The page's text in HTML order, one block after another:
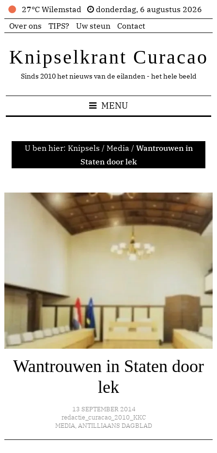
27°C Wilemstad
donderdag, 6 augustus 2026
Over ons
TIPS? Uw steun Contact
Knipselkrant Curacao
Sinds 2010 het nieuws van de eilanden - het hele beeld
MENU
U ben hier: Knipsels / Media / Wantrouwen in
Staten door lek
Wantrouwen in Staten door
lek
13 SEPTEMBER 2014
redactie_curacao_2010_KKC
MEDIA, ANTILLIAANS DAGBLAD